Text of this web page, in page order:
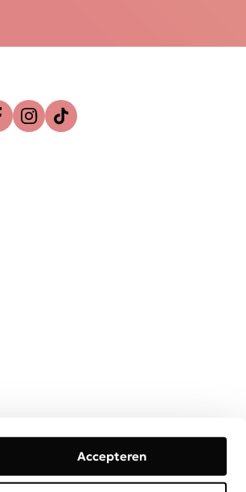
Accepteren
Privacy & Cookies Disclaimer